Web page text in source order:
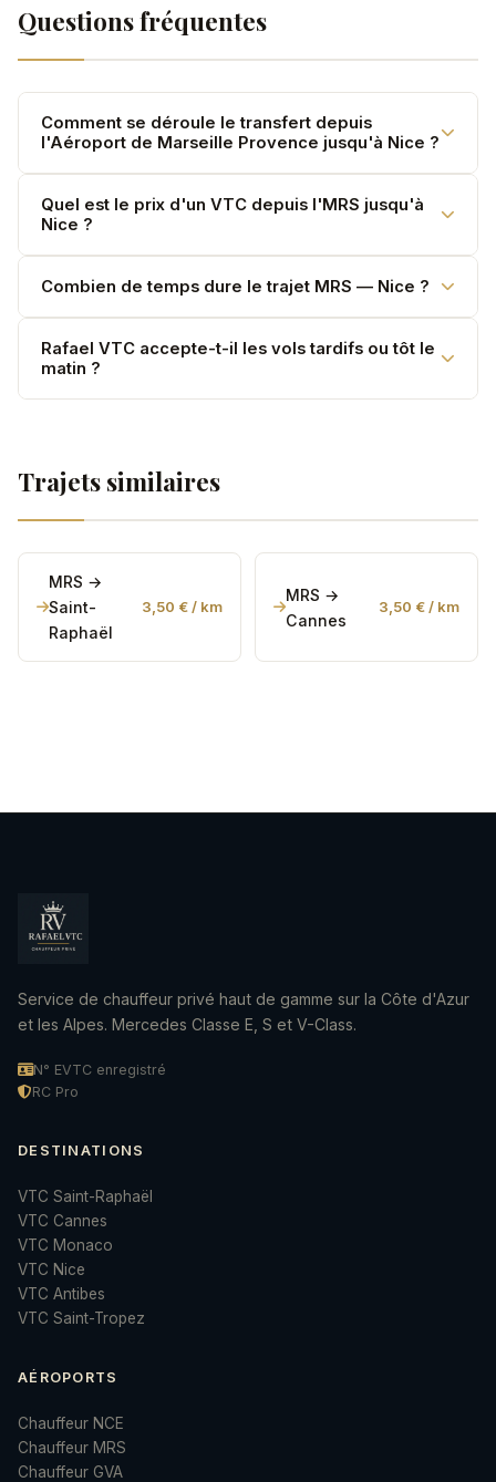
Questions fréquentes
Comment se déroule le transfert depuis
l'Aéroport de Marseille Provence jusqu'à Nice ?
Votre chauffeur vous attend en zone d'arrivée
(Terminal 1, 1b, 2 et MP1) avec une pancarte
nominative. Attente gratuite 60 minutes après
atterrissage. Vol suivi en temps réel.
Quel est le prix d'un VTC depuis l'MRS jusqu'à
Nice ?
3,50 €/km pour la Mercedes Classe E et le V-Class
(jusqu'à 7 passagers), 3,90 €/km pour la Classe S. 200
km, tarifs TTC, sans supplément bagage.
Combien de temps dure le trajet MRS — Nice ?
Environ 2h10 pour 200 km. La durée peut varier selon le
trafic.
Rafael VTC accepte-t-il les vols tardifs ou tôt le
matin ?
Trajets similaires
MRS →
Saint-
Raphaël
3,50 € / km
MRS →
Cannes
3,50 € / km
Service de chauffeur privé haut de gamme sur la Côte d'Azur
et les Alpes. Mercedes Classe E, S et V-Class.
N° EVTC enregistré
RC Pro
DESTINATIONS
VTC Saint-Raphaël
VTC Cannes
VTC Monaco
VTC Nice
VTC Antibes
VTC Saint-Tropez
AÉROPORTS
Chauffeur NCE
Chauffeur MRS
Chauffeur GVA